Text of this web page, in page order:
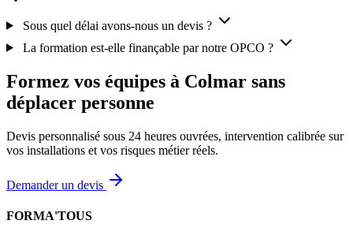
Sous quel délai avons-nous un devis ?
La formation est-elle finançable par notre OPCO ?
Formez vos équipes à Colmar sans
déplacer personne
Devis personnalisé sous 24 heures ouvrées, intervention calibrée sur
vos installations et vos risques métier réels.
Demander un devis
FORMA'TOUS